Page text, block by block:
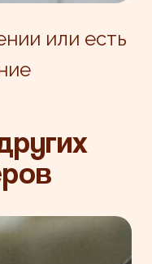
или есть